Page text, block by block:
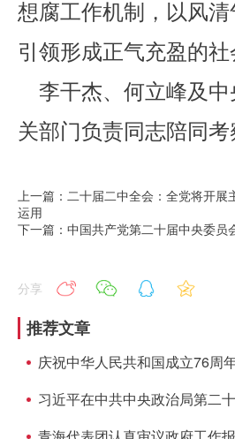
想腐工作机制，以风
引领形成正气充盈的社
李干杰、何立峰及中
关部门负责同志陪同考
上一篇：二十届二中全会：全党将开展
运用
下一篇：中国共产党第二十届中央委员
分享
推荐文章